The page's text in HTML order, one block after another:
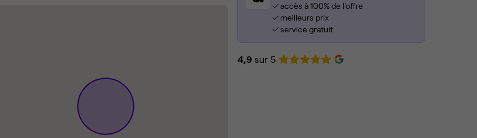
accès à 100% de l'offre
meilleurs prix
service gratuit
4,9 sur 5